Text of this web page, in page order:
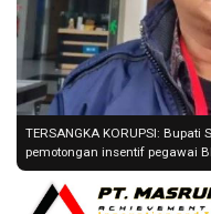
TERSANGKA KORUPSI:
pemotongan insentif pegawai